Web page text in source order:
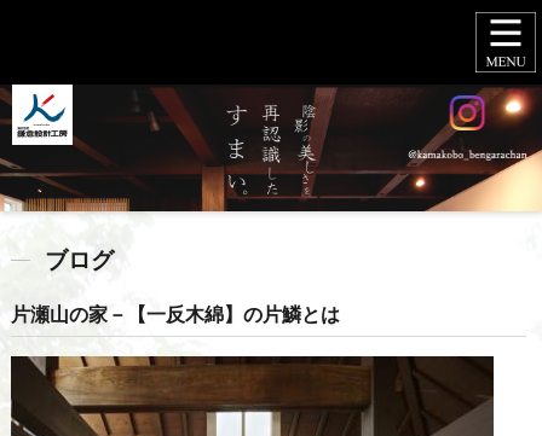
ブログ
片瀬山の家－【一反木綿】の片鱗とは